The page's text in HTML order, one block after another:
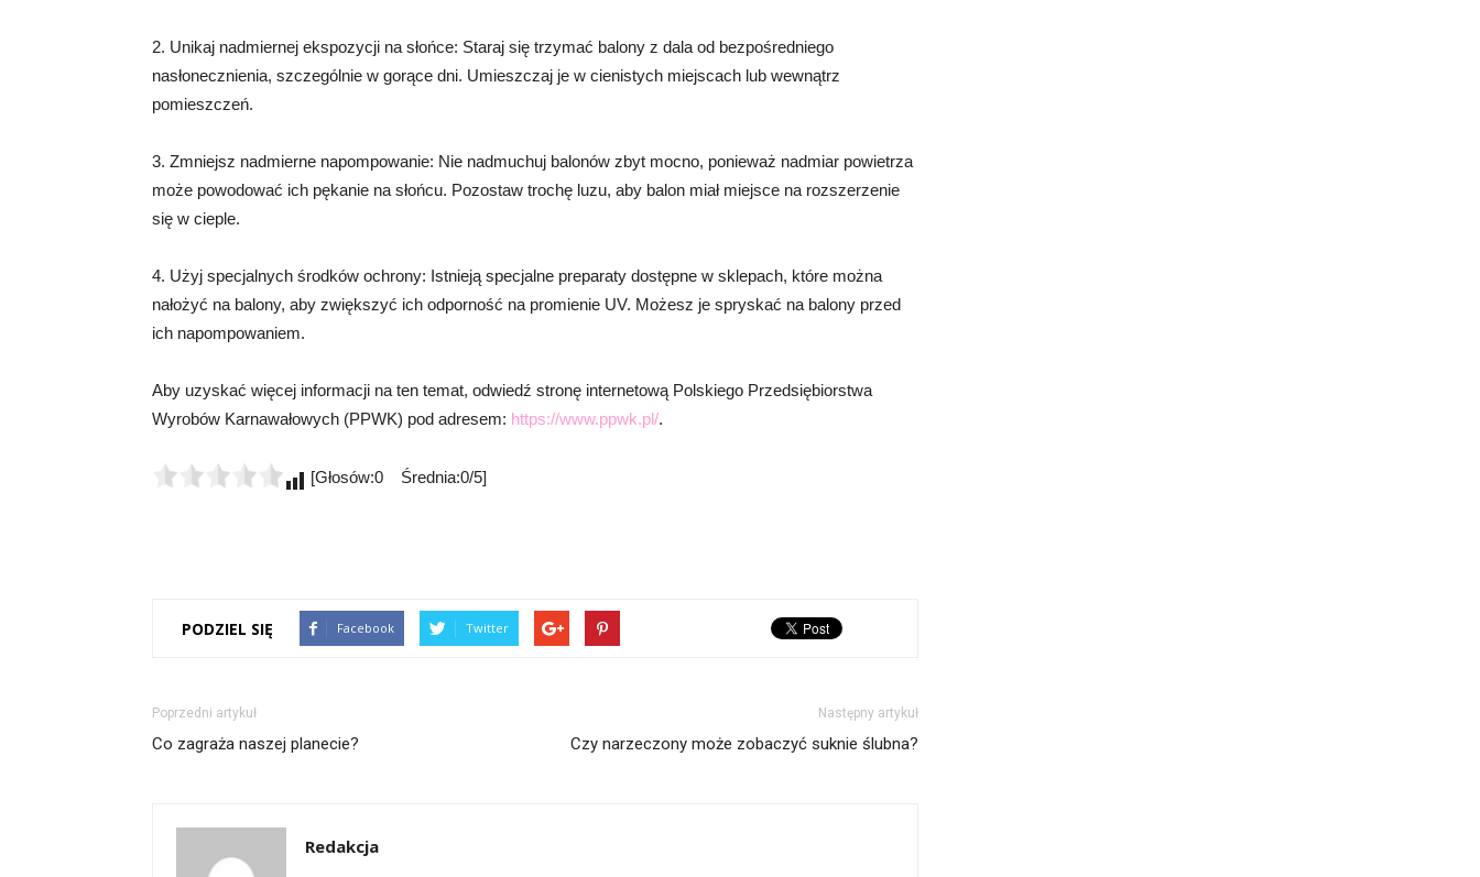
2. Unikaj nadmiernej ekspozycji na słońce: Staraj się trzymać balony z dala od bezpośredniego
nasłonecznienia, szczególnie w gorące dni. Umieszczaj je w cienistych miejscach lub wewnątrz
pomieszczeń.
3. Zmniejsz nadmierne napompowanie: Nie nadmuchuj balonów zbyt mocno, ponieważ nadmiar powietrza
może powodować ich pękanie na słońcu. Pozostaw trochę luzu, aby balon miał miejsce na rozszerzenie
się w cieple.
4. Użyj specjalnych środków ochrony: Istnieją specjalne preparaty dostępne w sklepach, które można
nałożyć na balony, aby zwiększyć ich odporność na promienie UV. Możesz je spryskać na balony przed
ich napompowaniem.
Aby uzyskać więcej informacji na ten temat, odwiedź stronę internetową Polskiego Przedsiębiorstwa
Wyrobów Karnawałowych (PPWK) pod adresem: https://www.ppwk.pl/.
[Głosów:0 Średnia:0/5]
PODZIEL SIĘ Facebook Twitter
Poprzedni artykuł
Co zagraża naszej planecie?
Następny artykuł
Czy narzeczony może zobaczyć suknie ślubna?
Redakcja